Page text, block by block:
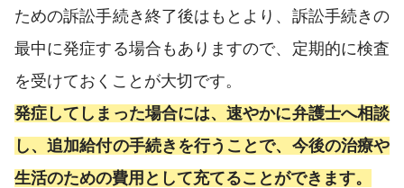
ための訴訟手続き終了後はもとより、訴訟手続きの
最中に発症する場合もありますので、定期的に検査
を受けておくことが大切です。
発症してしまった場合には、速やかに弁護士へ相談
し、追加給付の手続きを行うことで、今後の治療や
生活のための費用として充てることができます。